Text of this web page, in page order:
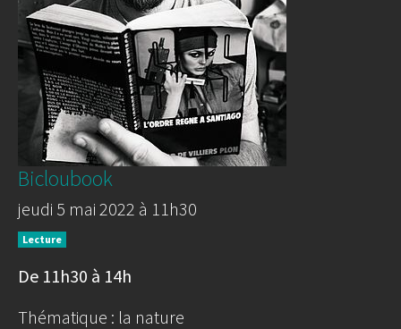
Bicloubook
jeudi 5 mai 2022 à 11h30
Lecture
De 11h30 à 14h
Thématique : la nature